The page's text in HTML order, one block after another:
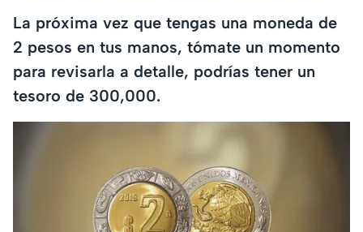
La próxima vez que tengas una moneda de
2 pesos en tus manos, tómate un momento
para revisarla a detalle, podrías tener un
tesoro de 300,000.